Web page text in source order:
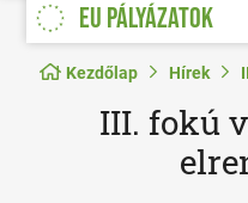
EU PÁLYÁZATOK
Kezdőlap Hírek
III. fokú